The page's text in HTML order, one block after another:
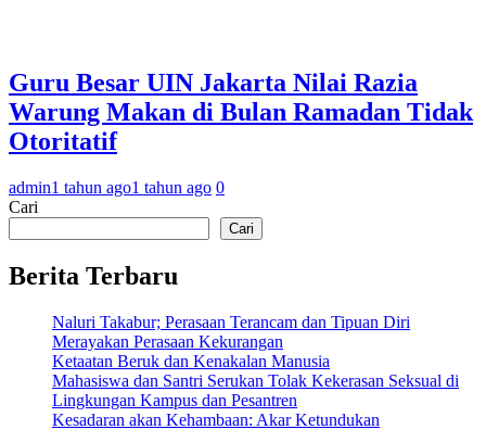
Guru Besar UIN Jakarta Nilai Razia
Warung Makan di Bulan Ramadan Tidak
Otoritatif
admin1 tahun ago1 tahun ago 0
Cari
Cari
Berita Terbaru
Naluri Takabur; Perasaan Terancam dan Tipuan Diri
Merayakan Perasaan Kekurangan
Ketaatan Beruk dan Kenakalan Manusia
Mahasiswa dan Santri Serukan Tolak Kekerasan Seksual di
Lingkungan Kampus dan Pesantren
Kesadaran akan Kehambaan: Akar Ketundukan